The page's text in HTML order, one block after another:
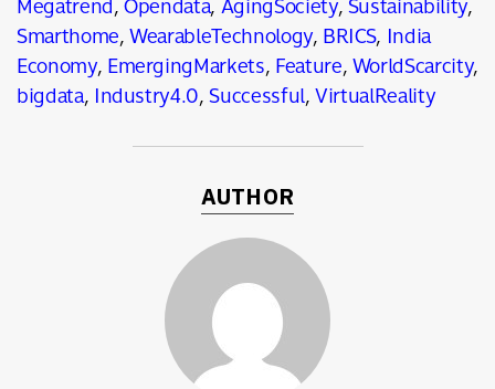
Smarthome,WearableTechnology,BRICS, India
Economy,EmergingMarkets,Feature,WorldScarcity,
bigdata, Industry4.0,Successful,VirtualReality
AUTHOR